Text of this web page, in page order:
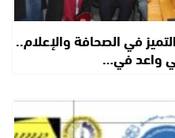
في الصحافة والإعلام..
واعد في…